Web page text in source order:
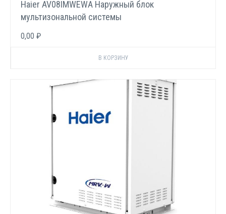
Haier AV08IMWEWA Наружный блок
мультизональной системы
0,00 ₽